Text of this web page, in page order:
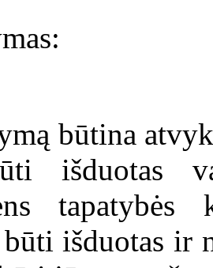
būtina
išduotas
tapatybės
išduotas ir